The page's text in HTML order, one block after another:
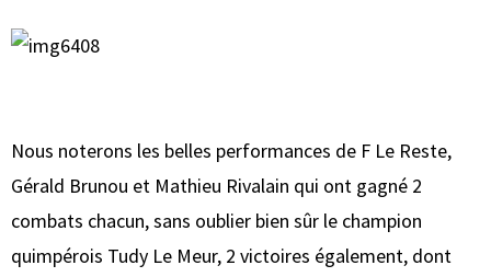
Nous noterons les belles performances de F Le Reste,
Gérald Brunou et Mathieu Rivalain qui ont gagné 2
combats chacun, sans oublier bien sûr le champion
quimpérois Tudy Le Meur, 2 victoires également, dont